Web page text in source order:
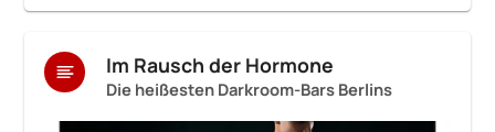
Im Rausch der Hormone
Die heißesten Darkroom-Bars Berlins